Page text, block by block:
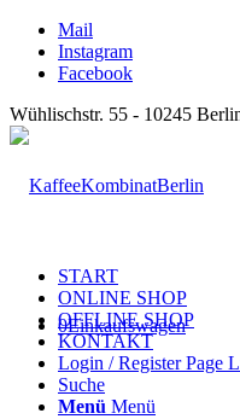
Mail
Instagram
Facebook
Wühlischstr. 55 - 10245
0Einkaufswagen
START
ONLINE SHOP
OFFLINE SHOP
KONTAKT
Login / Register Page
Suche
Menü Menü